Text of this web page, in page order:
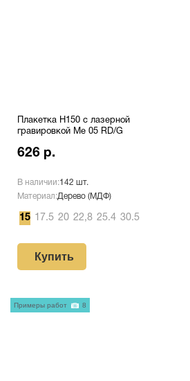
Плакетка H150 с лазерной
гравировкой Me 05 RD/G
626 р.
В наличии:142 шт.
Материал:Дерево (МДФ)
15 17.5 20 22,8 25.4 30.5
Купить
Примеры работ 8